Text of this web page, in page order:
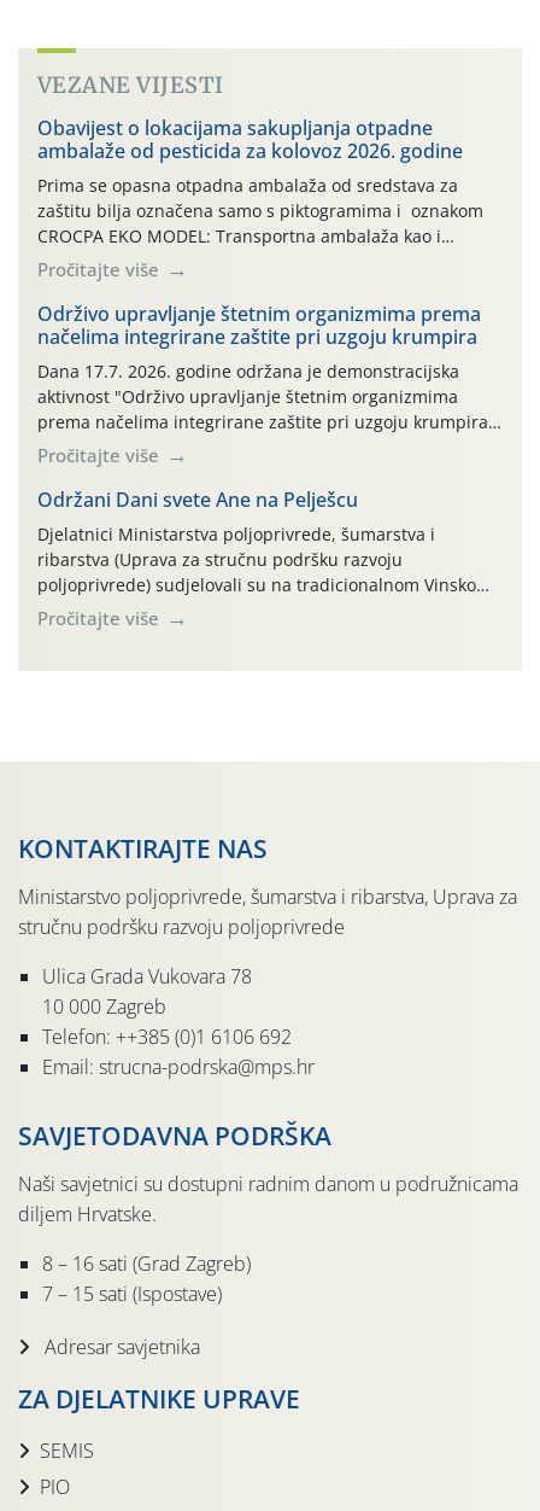
VEZANE VIJESTI
Obavijest o lokacijama sakupljanja otpadne
ambalaže od pesticida za kolovoz 2026. godine
Prima se opasna otpadna ambalaža od sredstava za
zaštitu bilja označena samo s piktogramima i oznakom
CROCPA EKO MODEL: Transportna ambalaža kao i
ambalaža drugih proizvoda koji nisu sredstva za zaštitu
bilja (npr. ambalaža od mineralnih gnojiva,) se ne
prihvaća. Korisnicima je osiguran besplatni povrat
prazne ambalaže isključivo ovih tvrtki: AGROCHEM-MAKS,
AGRONOM, ALBAUGH TKI* (PINUS […]
Pročitajte više
Održivo upravljanje štetnim organizmima prema
načelima integrirane zaštite pri uzgoju krumpira
Dana 17.7. 2026. godine održana je demonstracijska
aktivnost "Održivo upravljanje štetnim organizmima
prema načelima integrirane zaštite pri uzgoju krumpira"
na pokusnom polju "Poredje", kraj naselja Belica (ARKOD
parcela ID 2445031) (središnji dio Međimurske županije).
Pročitajte više
Održani Dani svete Ane na Pelješcu
Djelatnici Ministarstva poljoprivrede, šumarstva i
ribarstva (Uprava za stručnu podršku razvoju
poljoprivrede) sudjelovali su na tradicionalnom Vinskom
forumu, održanom 24.07.2026. godine u Domu vinarske
tradicije u Putnikovićima na poluotoku Pelješcu, u
Pročitajte više
KONTAKTIRAJTE NAS
Ministarstvo poljoprivrede, šumarstva i ribarstva, Uprava za
stručnu podršku razvoju poljoprivrede
Ulica Grada Vukovara 78
10 000 Zagreb
Telefon: ++385 (0)1 6106 692
Email: strucna-podrska@mps.hr
SAVJETODAVNA PODRŠKA
Naši savjetnici su dostupni radnim danom u podružnicama
diljem Hrvatske.
8 – 16 sati (Grad Zagreb)
7 – 15 sati (Ispostave)
Adresar savjetnika
ZA DJELATNIKE UPRAVE
SEMIS
PIO